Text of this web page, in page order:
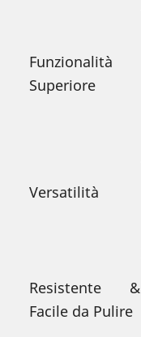
Funzionalità
Superiore
Versatilità
Resistente &
Facile da Pulire